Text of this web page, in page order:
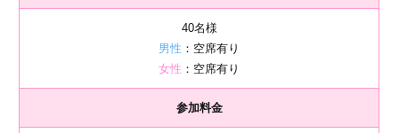
40名様
男性 ：空席有り
女性 ：空席有り
参加料金